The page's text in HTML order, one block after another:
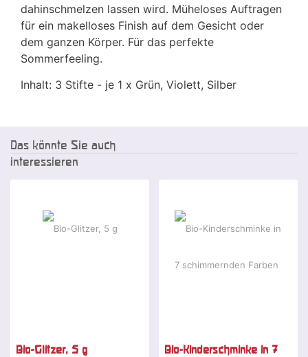
dahinschmelzen lassen wird. Müheloses Auftragen
für ein makelloses Finish auf dem Gesicht oder
dem ganzen Körper. Für das perfekte
Sommerfeeling.
Inhalt: 3 Stifte - je 1 x Grün, Violett, Silber
Das könnte Sie auch
interessieren
Bio-Glitzer, 5 g
Bio-Kinderschminke in 7